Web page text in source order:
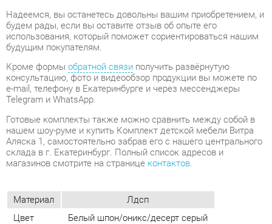
консультацию, фото и видеообзор продукции вы можете по
e-mail, телефону в Екатеринбурге и через мессенджеры
Telegram и WhatsApp.
Готовые комплекты также можно сравнить между собой в
нашем шоу-руме и купить Комплект детской мебели Витра
Аляска 1, самостоятельно забрав его с нашего центрального
склада в г. Екатеринбург. Полный список адресов и
магазинов смотрите на странице контактов
Материал
Лдсп
Цвет
Белый шпон/оникс/десерт серый
Пока нет отзывов, поделитесь первым своим мнением.